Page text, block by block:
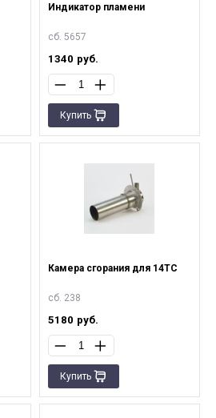
Индикатор пламени
сб. 5657
1340 руб.
Купить
Камера сгорания для 14ТС
сб. 238
5180 руб.
Купить